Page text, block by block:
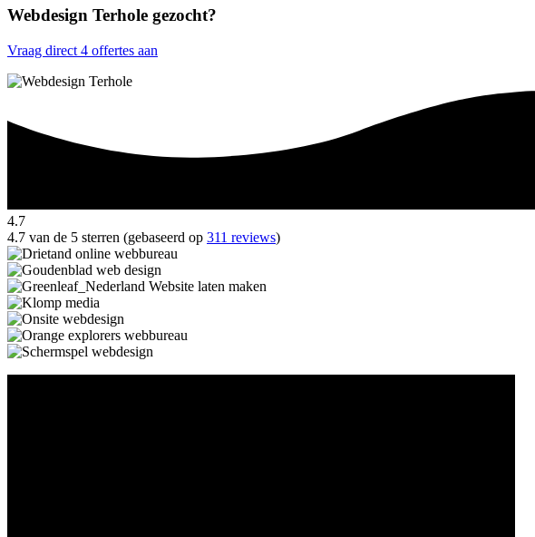
Webdesign Terhole gezocht?
Vraag direct 4 offertes aan
4.7
4.7 van de 5 sterren (gebaseerd op 311 reviews)